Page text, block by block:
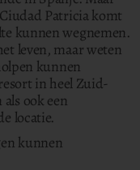
Patricia komt
kunnen wegnemen.
leven, maar weten
kunnen
in heel Zuid-
ook een
locatie.
kunnen